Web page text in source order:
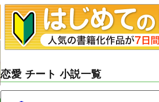
恋愛 チート 小説一覧